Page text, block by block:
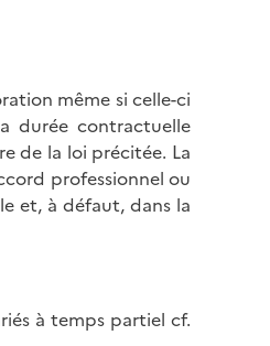
même si celle-ci
durée contractuelle
de la loi précitée. La
professionnel ou
et, à défaut, dans la
à temps partiel cf.